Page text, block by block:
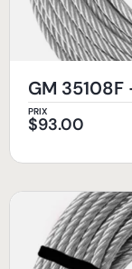
GM 35108F
PRIX
$93.00